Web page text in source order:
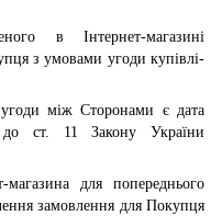
в Інтернет-магазині
з умовами угоди купівлі-
між Сторонами є дата
до ст. 11 Закону України
магазина для попереднього
замовлення для Покупця